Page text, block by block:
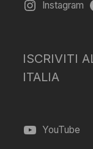
Instagram
ISCRIVITI
ITALIA
YouTube